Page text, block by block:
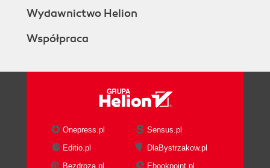
Wydawnictwo Helion
Współpraca
Onepress.pl
Sensus.pl
Editio.pl
DlaBystrzakow.pl
Bezdroza.pl
Ebookpoint.pl